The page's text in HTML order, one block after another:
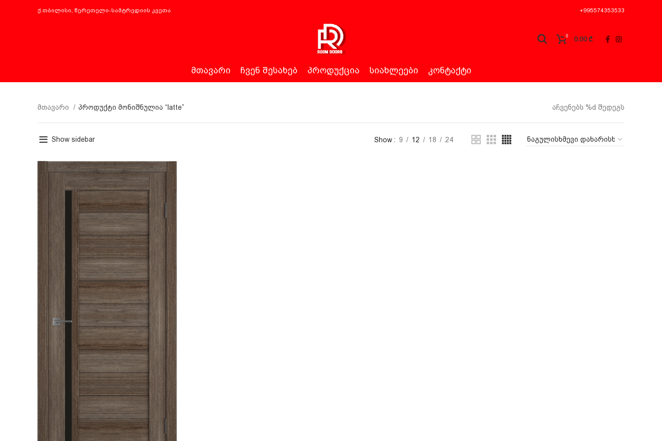
ქ.თბილისი, წერეთელი-სამტრედიის კვეთა +995574353533
0 0.00₾
ᲛᲗᲐᲕᲐᲠᲘ ᲩᲕᲔᲜ ᲨᲔᲡᲐᲮᲔᲑ ᲞᲠᲝᲓᲣᲥᲪᲘᲐ ᲡᲘᲐᲮᲚᲔᲔᲑᲘ ᲙᲝᲜᲢᲐᲥᲢᲘ
მთავარი პროდუქტი მონიშნულია “latte” აჩვენებს %d შედეგს
Show sidebar Show 9 12 18 24